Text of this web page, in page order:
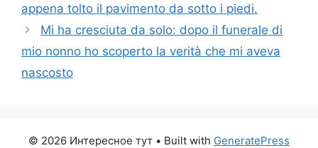
appena tolto il pavimento da sotto i piedi.
Mi ha cresciuta da solo: dopo il funerale di
mio nonno ho scoperto la verità che mi aveva
nascosto
© 2026 Интересное тут • Built with GeneratePress